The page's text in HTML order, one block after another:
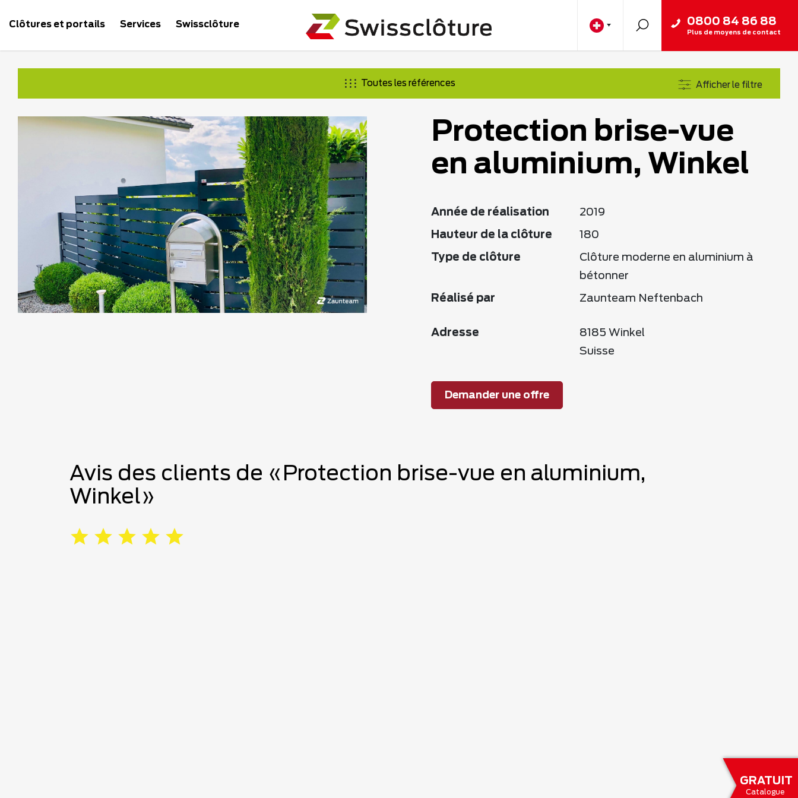
GRATUIT
Catalogue
Clôtures et portails Services Swissclôture 0800 84 86 88
Plus de moyens de contact
Toutes les références Afficher le filtre
Protection brise-vue
en aluminium, Winkel
Année de réalisation 2019
Hauteur de la clôture 180
Type de clôture
Clôture moderne en aluminium à
bétonner
Réalisé par Zaunteam Neftenbach
Adresse
8185 Winkel
Suisse
Demander une offre
Avis des clients de «Protection brise-vue en aluminium,
Winkel»